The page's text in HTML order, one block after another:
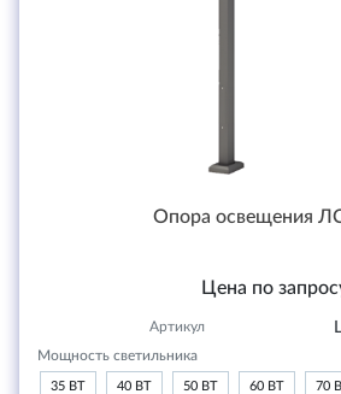
Опора освещения
Цена по
Артикул
Мощность светильника
35 ВТ 40 ВТ 50 ВТ 60 ВТ 70